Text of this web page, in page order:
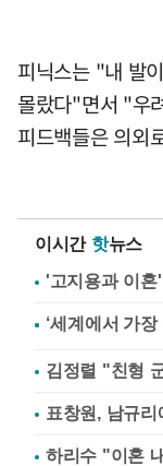
피닉스는 "내 발
몰랐다"면서 "우
피드백들은 의외
이시간 핫뉴스
'고지용과 이
김정렬 "친형
표창원, 남규
하리수 "이혼